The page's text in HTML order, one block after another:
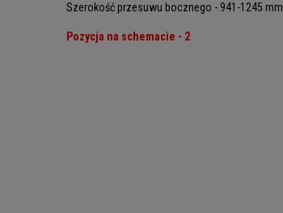
Szerokość przesuwu bocznego - 941-1245 mm
Pozycja na schemacie - 2